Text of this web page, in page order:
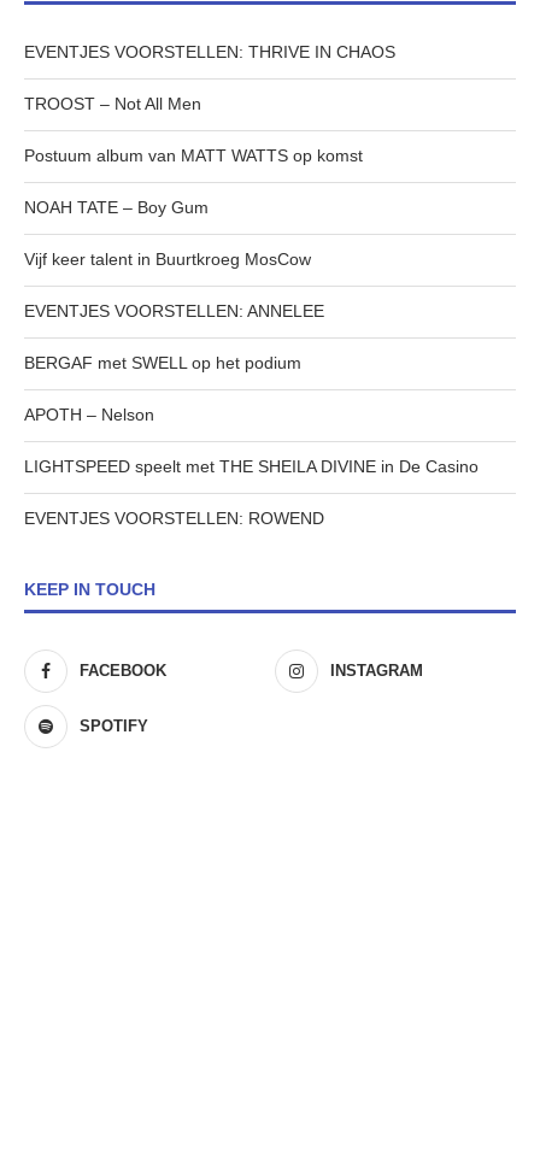
EVENTJES VOORSTELLEN: THRIVE IN CHAOS
TROOST – Not All Men
Postuum album van MATT WATTS op komst
NOAH TATE – Boy Gum
Vijf keer talent in Buurtkroeg MosCow
EVENTJES VOORSTELLEN: ANNELEE
BERGAF met SWELL op het podium
APOTH – Nelson
LIGHTSPEED speelt met THE SHEILA DIVINE in De Casino
EVENTJES VOORSTELLEN: ROWEND
KEEP IN TOUCH
FACEBOOK INSTAGRAM
SPOTIFY